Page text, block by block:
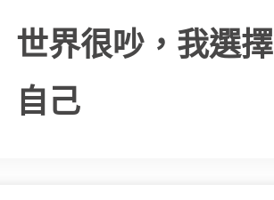
世界很吵，我選
自己